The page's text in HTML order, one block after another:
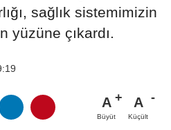
sağlık sistemimizin
yüzüne çıkardı.
A
Büyüt
A
Küçült